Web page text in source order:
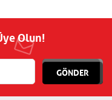
Olun!
GÖNDER